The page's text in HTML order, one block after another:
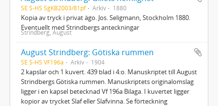
SE S-HS SgKB2003/81pf Arkiv 1880
Kopia av tryck i privat ägo. Jos. Seligmann, Stockholm 1880.
Eventuellt med Strindbergs anteckningar
Strindberg, August
August Strindberg: Götiska rummen
SE S-HS VF196a Arkiv 1904
2 kapslar och 1 kuvert. 439 blad i 4:o. Manuskriptet till August
Strindbergs Götiska rummen. Manuskriptets originalomslag
ligger i en kapsel betecknad Vf 196a Bilaga. I kuvertet ligger
kopior av trycket Slaf eller Slafvinna. Se förteckning